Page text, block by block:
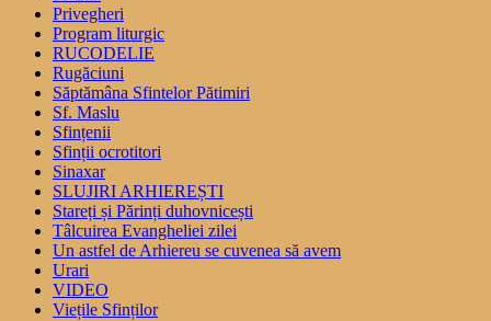
Privegheri
Program liturgic
RUCODELIE
Rugăciuni
Săptămâna Sfintelor Pătimiri
Sf. Maslu
Sfințenii
Sfinții ocrotitori
Sinaxar
SLUJIRI ARHIEREȘTI
Stareți și Părinți duhovnicești
Tâlcuirea Evangheliei zilei
Un astfel de Arhiereu se cuvenea să avem
Urari
VIDEO
Viețile Sfinților